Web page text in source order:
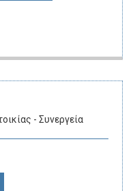
- Συνεργεία